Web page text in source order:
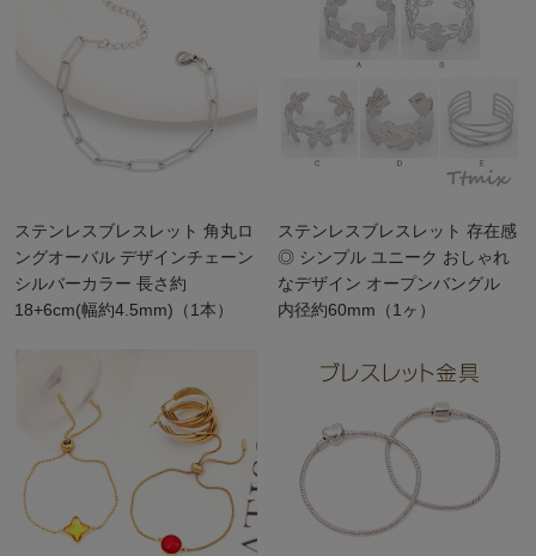
ステンレスブレスレット 角丸ロ
ングオーバル デザインチェーン
シルバーカラー 長さ約
18+6cm(幅約4.5mm)（1本）
ステンレスブレスレット 存在感
◎ シンプル ユニーク おしゃれ
なデザイン オープンバングル
内径約60mm（1ヶ）